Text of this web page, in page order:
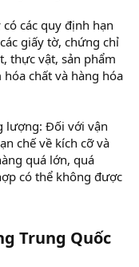
các quy định hạn
giấy tờ, chứng chỉ
thực vật, sản phẩm
chất và hàng hóa
lượng: Đối với vận
chế về kích cỡ và
quá lớn, quá
có thể không được
Trung Quốc